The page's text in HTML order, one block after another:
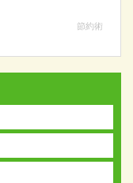
節約術